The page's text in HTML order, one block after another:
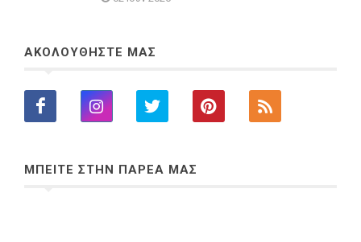
ΑΚΟΛΟΥΘΗΣΤΕ ΜΑΣ
ΜΠΕΙΤΕ ΣΤΗΝ ΠΑΡΕΑ ΜΑΣ